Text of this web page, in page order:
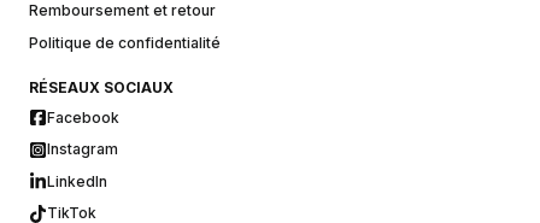
Remboursement et retour
Politique de confidentialité
RÉSEAUX SOCIAUX
Facebook
Instagram
LinkedIn
TikTok